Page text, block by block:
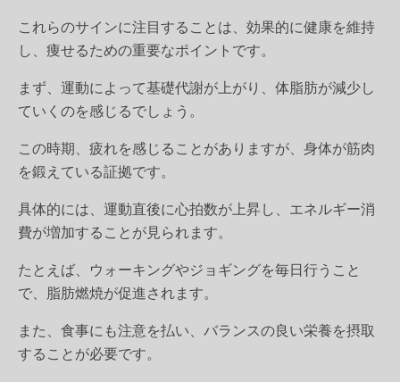
これらのサインに注目することは、効果的に健康を維持
し、痩せるための重要なポイントです。
まず、運動によって基礎代謝が上がり、体脂肪が減少し
ていくのを感じるでしょう。
この時期、疲れを感じることがありますが、身体が筋肉
を鍛えている証拠です。
具体的には、運動直後に心拍数が上昇し、エネルギー消
費が増加することが見られます。
たとえば、ウォーキングやジョギングを毎日行うこと
で、脂肪燃焼が促進されます。
また、食事にも注意を払い、バランスの良い栄養を摂取
することが必要です。